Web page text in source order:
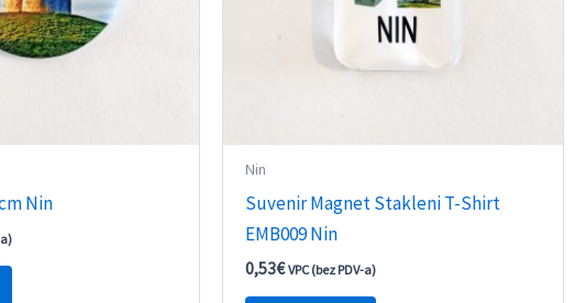
Nin
Nin
Suvenir Magnet Stakleni T-Shirt
EMB009 Nin
0,53€ VPC (bez PDV-a)